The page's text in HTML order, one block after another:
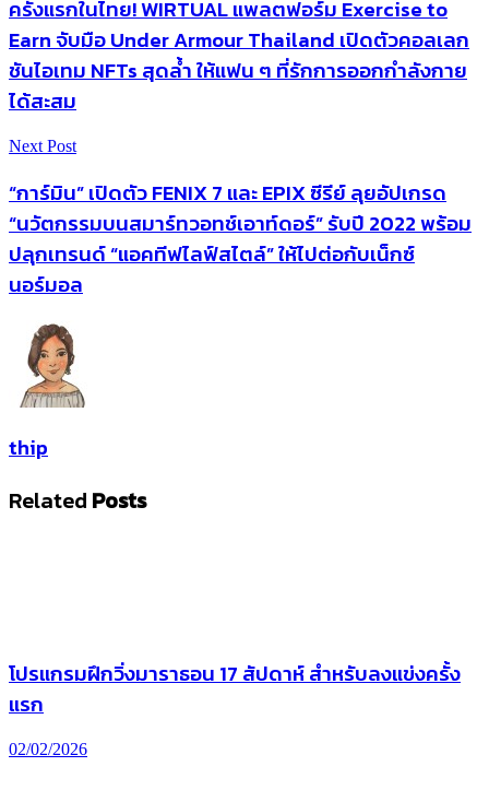
ครั้งแรกในไทย! WIRTUAL แพลตฟอร์ม Exercise to
Earn จับมือ Under Armour Thailand เปิดตัวคอลเลก
ชันไอเทม NFTs สุดล้ำ ให้แฟน ๆ ที่รักการออกกำลังกาย
ได้สะสม
Next Post
“การ์มิน” เปิดตัว FENIX 7 และ EPIX ซีรีย์ ลุยอัปเกรด
“นวัตกรรมบนสมาร์ทวอทช์เอาท์ดอร์” รับปี 2022 พร้อม
ปลุกเทรนด์ “แอคทีฟไลฟ์สไตล์” ให้ไปต่อกับเน็กซ์
นอร์มอล
thip
Related Posts
โปรแกรมฝึกวิ่งมาราธอน 17 สัปดาห์ สำหรับลงแข่งครั้ง
แรก
02/02/2026